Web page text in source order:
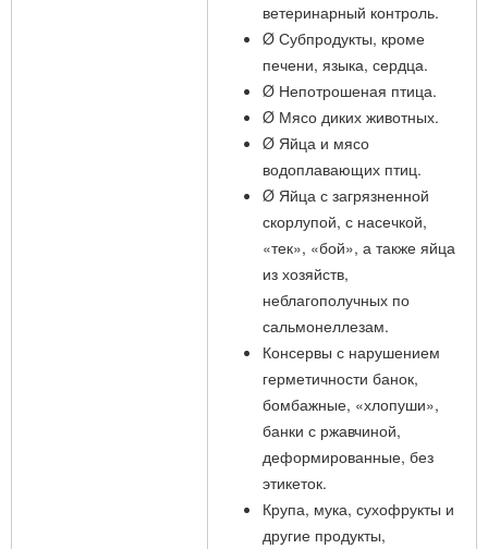
ветеринарный контроль.
Ø Субпродукты, кроме
печени, языка, сердца.
Ø Непотрошеная птица.
Ø Мясо диких животных.
Ø Яйца и мясо
водоплавающих птиц.
Ø Яйца с загрязненной
скорлупой, с насечкой,
«тек», «бой», а также яйца
из хозяйств,
неблагополучных по
сальмонеллезам.
Консервы с нарушением
герметичности банок,
бомбажные, «хлопуши»,
банки с ржавчиной,
деформированные, без
этикеток.
Крупа, мука, сухофрукты и
другие продукты,